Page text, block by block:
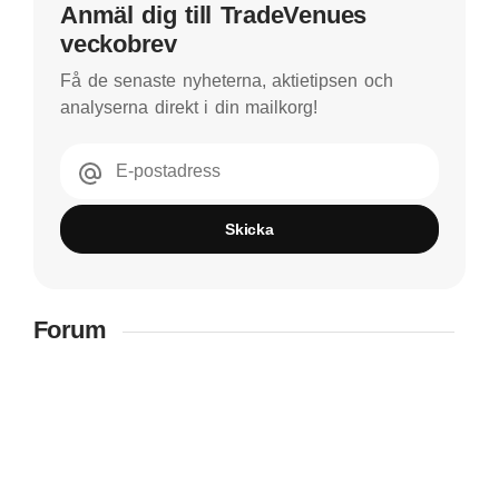
Anmäl dig till TradeVenues
veckobrev
Få de senaste nyheterna, aktietipsen och
analyserna direkt i din mailkorg!
E-postadress
Skicka
Forum